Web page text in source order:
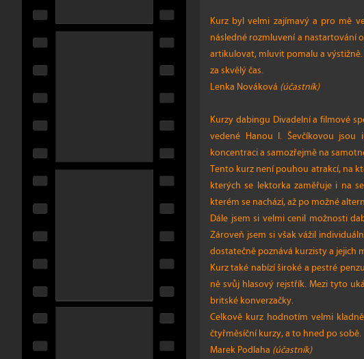
Kurz byl velmi zajímavý a pro mě
následné rozmluvení a nastartování
artikulovat, mluvit pomalu a
za skvělý čas.
Lenka Nováková (účastník)
Kurzy dabingu Divadelní a filmové
vedené Hanou I. Ševčíkovou
koncentraci a samozřejmě na
Tento kurz není pouhou atrakcí, na
kterých se lektorka zaměřuje i na
kterém se nachází, až po možné
Dále jsem si velmi cenil možnosti
Zároveň jsem si však vážil
dostatečně poznává kurzisty a jejich
Kurz také nabízí široké a pestré
ně svůj hlasový rejstřík. Mezi tyto
britské konverzačky.
Celkově kurz hodnotím velmi
čtyřměsíční kurzy, a to hned po sobě.
Marek Podlaha (účastník)